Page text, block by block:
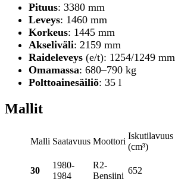
Pituus: 3380 mm
Leveys: 1460 mm
Korkeus: 1445 mm
Akseliväli: 2159 mm
Raideleveys (e/t): 1254/1249 mm
Omamassa: 680–790 kg
Polttoainesäiliö: 35 l
Mallit
Malli Saatavuus Moottori
Iskutilavuus
(cm³)
30
1980-
1984
R2-
Bensiini
652